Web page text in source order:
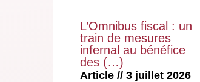
L’Omnibus fiscal : un
train de mesures
infernal au bénéfice
des (…)
Article // 3 juillet 2026